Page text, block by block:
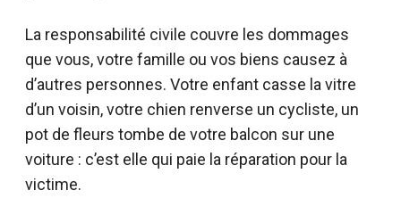
La responsabilité civile couvre les dommages
que vous, votre famille ou vos biens causez à
d’autres personnes. Votre enfant casse la vitre
d’un voisin, votre chien renverse un cycliste, un
pot de fleurs tombe de votre balcon sur une
voiture : c’est elle qui paie la réparation pour la
victime.